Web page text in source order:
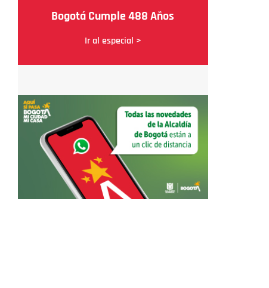
Bogotá Cumple 488 Años
Ir al especial >